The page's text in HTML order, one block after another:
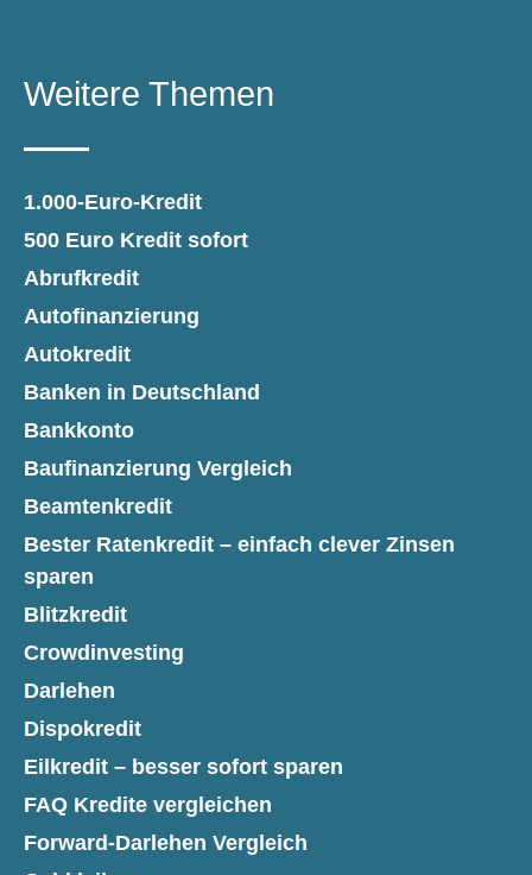
Weitere Themen
1.000-Euro-Kredit
500 Euro Kredit sofort
Abrufkredit
Autofinanzierung
Autokredit
Banken in Deutschland
Bankkonto
Baufinanzierung Vergleich
Beamtenkredit
Bester Ratenkredit – einfach clever Zinsen
sparen
Blitzkredit
Crowdinvesting
Darlehen
Dispokredit
Eilkredit – besser sofort sparen
FAQ Kredite vergleichen
Forward-Darlehen Vergleich